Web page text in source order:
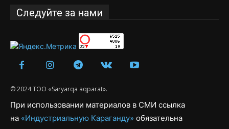
Следуйте за нами
© 2024 ТОО «Saryarqa aqparat».
При использовании материалов в СМИ ссылка
на «Индустриальную Караганду» обязательна